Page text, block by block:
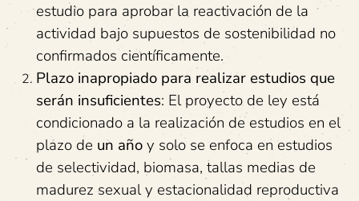
estudio para aprobar la reactivación de la
actividad bajo supuestos de sostenibilidad no
confirmados científicamente.
Plazo inapropiado para realizar estudios que
serán insuficientes: El proyecto de ley está
condicionado a la realización de estudios en el
plazo de un añoy solo se enfoca en estudios
de selectividad, biomasa, tallas medias de
madurez sexual y estacionalidad reproductiva